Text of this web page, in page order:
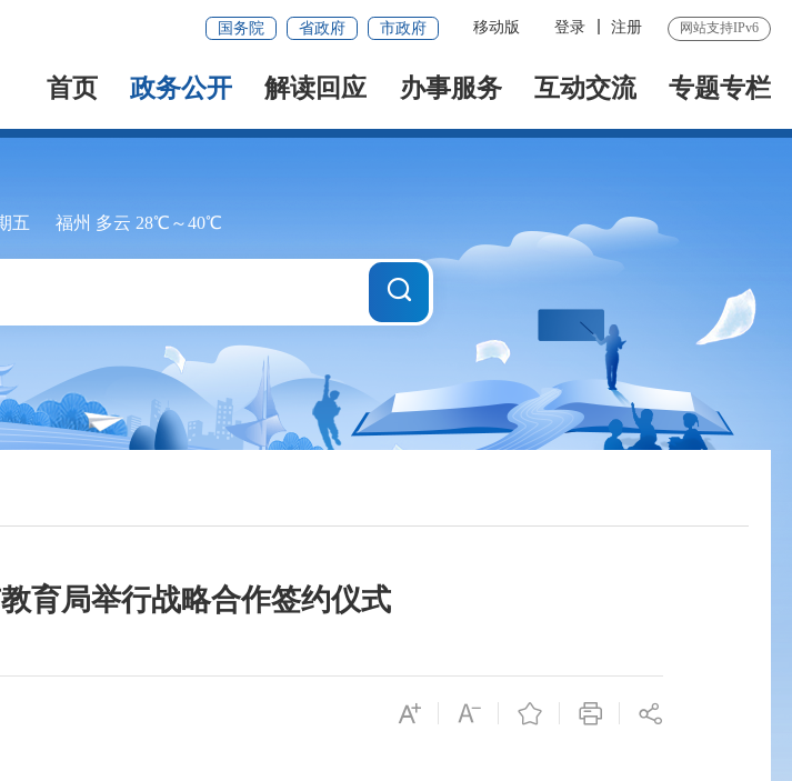
国务院 省政府 市政府 移动版 登录 注册 网站支持IPv6
首页 政务公开 解读回应 办事服务 互动交流 专题专栏
五 福州 多云 28℃～40℃
育局举行战略合作签约仪式